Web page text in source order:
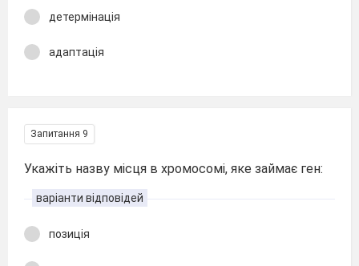
детермінація
адаптація
Запитання 9
Укажіть назву місця в хромосомі, яке займає ген:
варіанти відповідей
позиція